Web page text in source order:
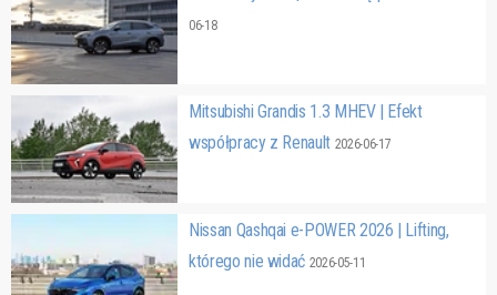
06-18
Mitsubishi Grandis 1.3 MHEV | Efekt
współpracy z Renault 2026-06-17
Nissan Qashqai e-POWER 2026 | Lifting,
którego nie widać 2026-05-11